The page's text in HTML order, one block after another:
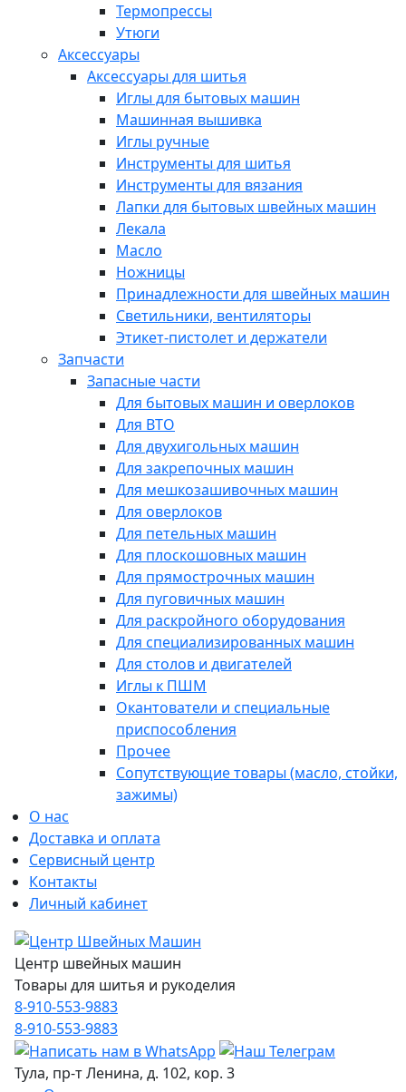
Термопрессы
Утюги
Аксессуары
Аксессуары для шитья
Иглы для бытовых машин
Машинная вышивка
Иглы ручные
Инструменты для шитья
Инструменты для вязания
Лапки для бытовых швейных машин
Лекала
Масло
Ножницы
Принадлежности для швейных машин
Светильники, вентиляторы
Этикет-пистолет и держатели
Запчасти
Запасные части
Для бытовых машин и оверлоков
Для ВТО
Для двухигольных машин
Для закрепочных машин
Для мешкозашивочных машин
Для оверлоков
Для петельных машин
Для плоскошовных машин
Для прямострочных машин
Для пуговичных машин
Для раскройного оборудования
Для специализированных машин
Для столов и двигателей
Иглы к ПШМ
Окантователи и специальные
приспособления
Прочее
Сопутствующие товары (масло, стойки,
зажимы)
О нас
Доставка и оплата
Сервисный центр
Контакты
Личный кабинет
Центр швейных машин
Товары для шитья и рукоделия
8-910-553-9883
8-910-553-9883
Тула, пр-т Ленина, д. 102, кор. 3